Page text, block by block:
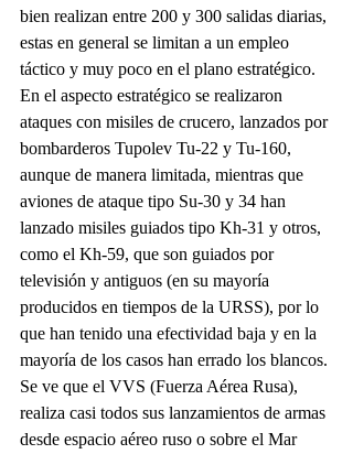
bien realizan entre 200 y 300 salidas diarias,
estas en general se limitan a un empleo
táctico y muy poco en el plano estratégico.
En el aspecto estratégico se realizaron
ataques con misiles de crucero, lanzados por
bombarderos Tupolev Tu-22 y Tu-160,
aunque de manera limitada, mientras que
aviones de ataque tipo Su-30 y 34 han
lanzado misiles guiados tipo Kh-31 y otros,
como el Kh-59, que son guiados por
televisión y antiguos (en su mayoría
producidos en tiempos de la URSS), por lo
que han tenido una efectividad baja y en la
mayoría de los casos han errado los blancos.
Se ve que el VVS (Fuerza Aérea Rusa),
realiza casi todos sus lanzamientos de armas
desde espacio aéreo ruso o sobre el Mar